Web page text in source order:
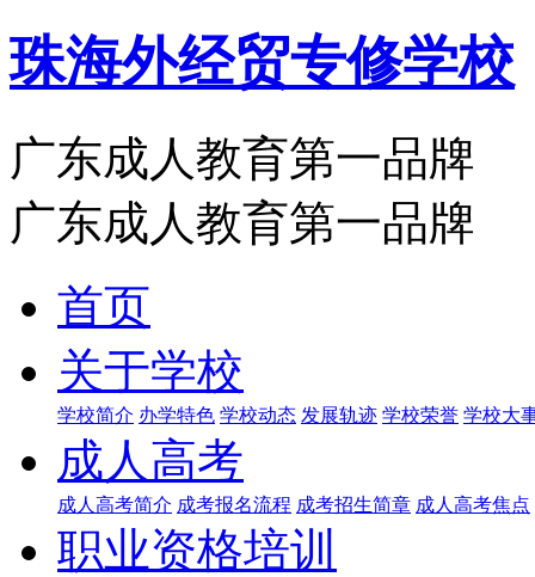
珠海外经贸专修学校
广东成人教育第一品牌
广东成人教育第一品牌
首页
关于学校
学校简介 办学特色 学校动态 发展轨迹 学校荣誉 学校大
成人高考
成人高考简介 成考报名流程 成考招生简章 成人高考焦点
职业资格培训